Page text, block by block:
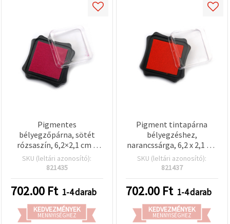
Pigmentes
bélyegzőpárna, sötét
rózsaszín, 6,2×2,1 cm –
ideális scrapbookinghoz
és kézműves
SKU (leltári azonosító):
821435
702.00 Ft 1-4 darab
KEDVEZMÉNYEK
MENNYISÉGHEZ
Pigment tintapárna
bélyegzéshez,
narancssárga, 6,2 x 2,1 cm
– képeslapkészítéshez,
scrapbookinghoz,
projektekhez
SKU (leltári azonosító):
821437
702.00 Ft 1-4 darab
KEDVEZMÉNYEK
MENNYISÉGHEZ